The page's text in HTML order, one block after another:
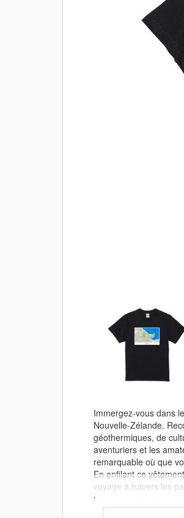
Immergez-vous dans
Nouvelle-Zélande.
géothermiques, de
aventuriers et les
remarquable où que
En enfilant ce
voyage à travers les
merveilles de cette
vous vous